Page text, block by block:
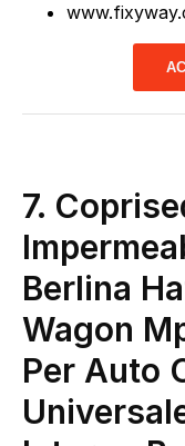
7.
Berlina
Wagon
Per Auto